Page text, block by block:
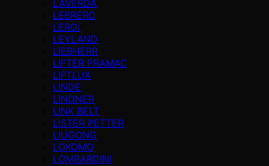
LAVERDA
LEBRERO
LEROI
LEYLAND
LIEBHERR
LIFTER PRAMAC
LIFTLUX
LINDE
LINDNER
LINK BELT
LISTER PETTER
LIUGONG
LOKOMO
LOMBARDINI